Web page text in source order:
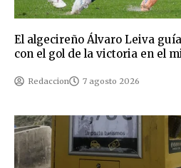
El algecireño Álvaro Leiva
con el gol de la victoria en el
Redaccion 7 agosto 2026